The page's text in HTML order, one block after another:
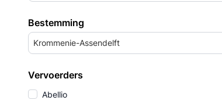
Bestemming
Krommenie-Assendelft
Vervoerders
Abellio